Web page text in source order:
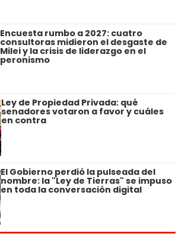
Encuesta rumbo a 2027: cuatro
consultoras midieron el desgaste de
Milei y la crisis de liderazgo en el
peronismo
Ley de Propiedad Privada: qué
senadores votaron a favor y cuáles
en contra
El Gobierno perdió la pulseada del
nombre: la "Ley de Tierras" se impuso
en toda la conversación digital